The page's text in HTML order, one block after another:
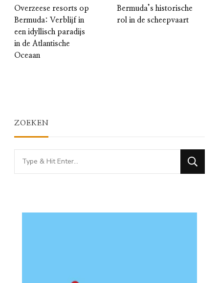
Overzeese resorts op
Bermuda: Verblijf in
een idyllisch paradijs
in de Atlantische
Oceaan
Bermuda’s historische
rol in de scheepvaart
ZOEKEN
Looking
for